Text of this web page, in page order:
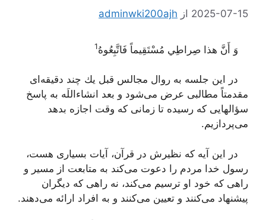
2025-07-15 از adminwki200ajh
وَ أَنَّ هذا صِراطِي مُسْتَقِيماً فَاتَّبِعُوهُ‌1
در این جلسه به روال مجالس قبل یك چند دقیقه‌ای
مقدمتاً مطالبی عرض می‌شود و بعد انشاءاللَه به پاسخ
سؤالهایی كه رسیده تا زمانی كه وقت اجازه بدهد
می‌پردازیم.
در این آیه كه نظیرش در قرآن، آیات بسیاری هست،
رسول خدا مردم را دعوت می‌كند به متابعت از مسیر و
راهی كه خود او ترسیم می‌كند، نه راهی كه دیگران
پیشنهاد می‌كنند و تعیین می‌كنند و به افراد ارائه می‌دهند.